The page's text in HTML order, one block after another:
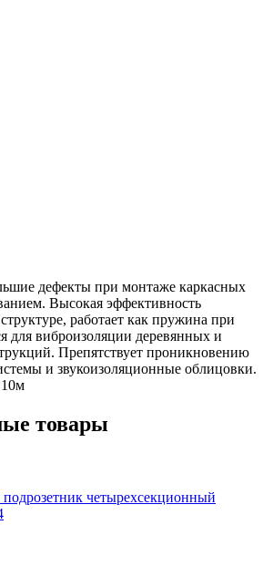
дефекты при монтаже каркасных
Высокая эффективность
работает как пружина при
для виброизоляции деревянных и
Препятствует проникновению
и звукоизоляционные облицовки.
товары
четырехсекционный